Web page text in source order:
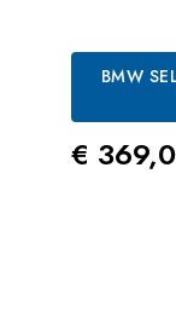
BMW
Prezzo
€